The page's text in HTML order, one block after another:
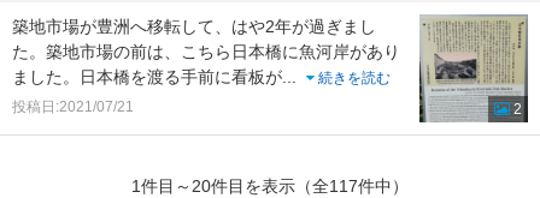
築地市場が豊洲へ移転して、はや2年が過ぎまし
た。築地市場の前は、こちら日本橋に魚河岸があり
ました。日本橋を渡る手前に看板が...
続きを読む
投稿日:2021/07/21
2
1件目～20件目を表示（全117件中）